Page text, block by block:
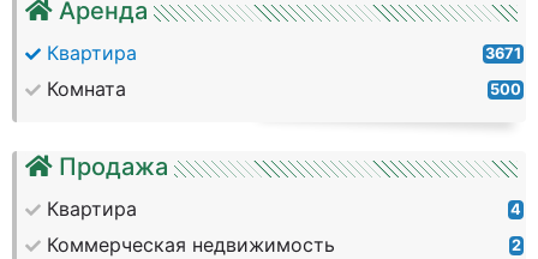
Аренда
Квартира 3671
Комната 500
Продажа
Квартира 4
Коммерческая недвижимость 2